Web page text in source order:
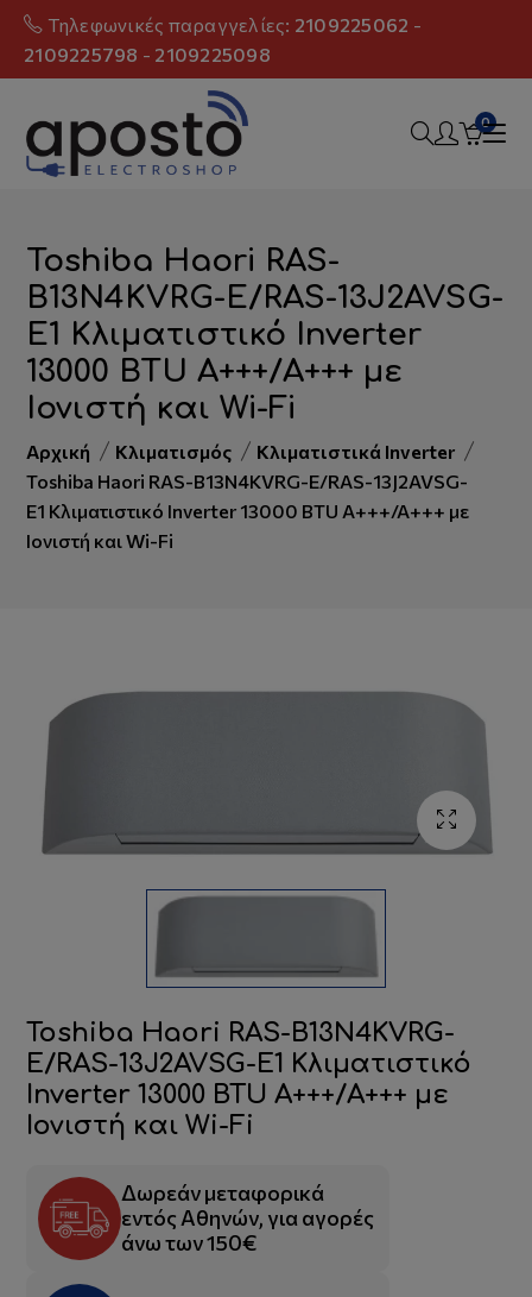
Τηλεφωνικές παραγγελίες: 2109225062 -
2109225798 - 2109225098
0
Toshiba Haori RAS-
B13N4KVRG-E/RAS-13J2AVSG-
E1 Κλιματιστικό Inverter
13000 BTU A+++/A+++ με
Ιονιστή και Wi-Fi
Αρχική Κλιματισμός
Κλιματιστικά Inverter
Toshiba Haori RAS-B13N4KVRG-E/RAS-13J2AVSG-
E1 Κλιματιστικό Inverter 13000 BTU A+++/A+++ με
Ιονιστή και Wi-Fi
Toshiba Haori RAS-B13N4KVRG-
E/RAS-13J2AVSG-E1 Κλιματιστικό
Inverter 13000 BTU A+++/A+++ με
Ιονιστή και Wi-Fi
Δωρεάν μεταφορικά
εντός Αθηνών, για αγορές
άνω των 150€